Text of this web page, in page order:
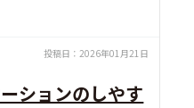
投稿日： 2026年01月21日
ションのしやす